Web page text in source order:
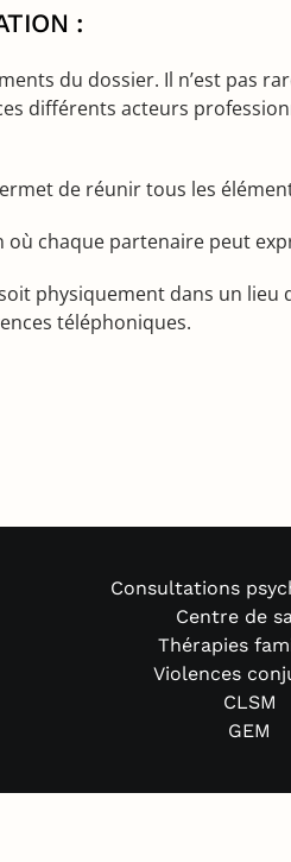
:
du dossier. Il n’est pas
différents acteurs
de réunir tous les
chaque partenaire peut
physiquement dans un
téléphoniques.
Consultations
Centre de
Thérapies
Violences
CLSM
GEM